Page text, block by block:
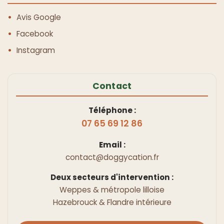
Avis Google
Facebook
Instagram
Contact
Téléphone :
07 65 69 12 86
Email :
contact@doggycation.fr
Deux secteurs d'intervention :
Weppes & métropole lilloise
Hazebrouck & Flandre intérieure